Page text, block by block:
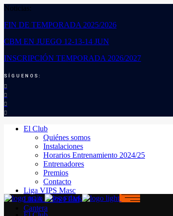
Noticias:
FIN DE TEMPORADA 2025/2026
CBM EN JUEGO 12-13-14 JUN
INSCRIPCIÓN TEMPORADA 2026/2027
SÍGUENOS:
El Club
Quiénes somos
Instalaciones
Horarios Entrenamiento 2024/25
Entrenadores
Premios
Contacto
Liga VIPS Masc
LIGA VIPS FEM
Cantera